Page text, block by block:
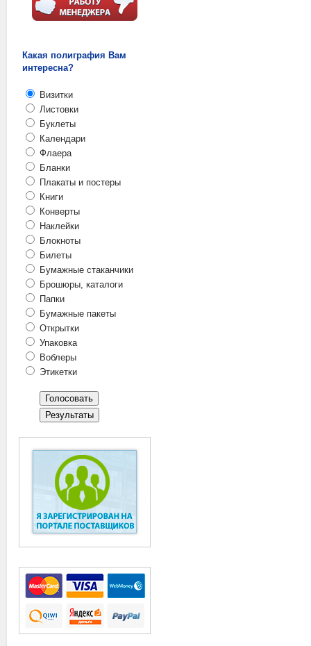
Какая полиграфия Вам
интересна?
Визитки
Листовки
Буклеты
Календари
Флаера
Бланки
Плакаты и постеры
Книги
Конверты
Наклейки
Блокноты
Билеты
Бумажные стаканчики
Брошюры, каталоги
Папки
Бумажные пакеты
Открытки
Упаковка
Воблеры
Этикетки